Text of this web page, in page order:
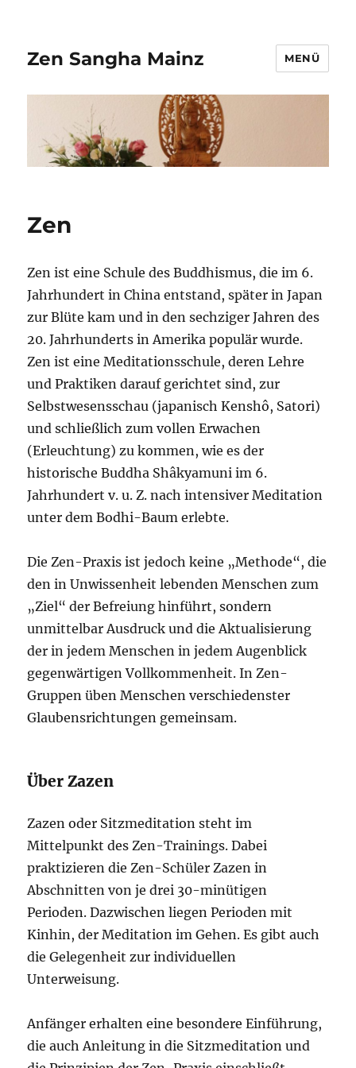
Zen Sangha Mainz MENÜ
Zen
Zen ist eine Schule des Buddhismus, die im 6.
Jahrhundert in China entstand, später in Japan
zur Blüte kam und in den sechziger Jahren des
20. Jahrhunderts in Amerika populär wurde.
Zen ist eine Medita­tionsschule, deren Lehre
und Praktiken darauf gerichtet sind, zur
Selbstwesensschau (japanisch Kenshô, Satori)
und schließlich zum vollen Erwachen
(Erleuchtung) zu kommen, wie es der
historische Buddha Shâkyamuni im 6.
Jahrhundert v. u. Z. nach intensiver Meditation
unter dem Bodhi-Baum erlebte.
Die Zen-Praxis ist jedoch keine „Methode“, die
den in Unwissenheit lebenden Menschen zum
„Ziel“ der Befreiung hinführt, sondern
unmittelbar Ausdruck und die Aktualisierung
der in jedem Menschen in jedem Augenblick
gegenwärtigen Vollkommenheit. In Zen-
Gruppen üben Menschen verschiedenster
Glaubensrichtungen gemeinsam.
Über Zazen
Zazen oder Sitzmeditation steht im
Mittelpunkt des Zen-Trainings. Dabei
praktizieren die Zen-Schüler Zazen in
Abschnitten von je drei 30-minütigen
Perioden. Dazwischen liegen Perioden mit
Kinhin, der Meditation im Gehen. Es gibt auch
die Gelegenheit zur individuellen
Unterweisung.
Anfänger erhalten eine besondere Einführung,
die auch Anleitung in die Sitzmeditation und